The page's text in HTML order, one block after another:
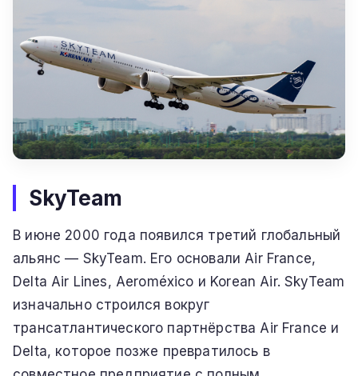
SkyTeam
В июне 2000 года появился третий глобальный
альянс — SkyTeam. Его основали Air France,
Delta Air Lines, Aeroméxico и Korean Air. SkyTeam
изначально строился вокруг
трансатлантического партнёрства Air France и
Delta, которое позже превратилось в